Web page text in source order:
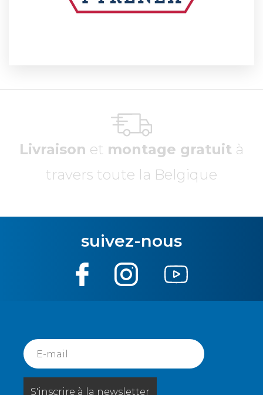
Livraison et montage gratuit à
travers toute la Belgique
suivez-nous